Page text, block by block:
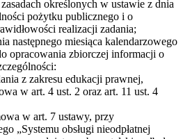
określonych w ustawie z dnia
pożytku publicznego i o
realizacji zadania;
następnego miesiąca kalendarzowego
opracowania zbiorczej informacji o
z zakresu edukacji prawnej,
w art. 4 ust. 2 oraz art. 11 ust. 4
w art. 7 ustawy, przy
„Systemu obsługi nieodpłatnej